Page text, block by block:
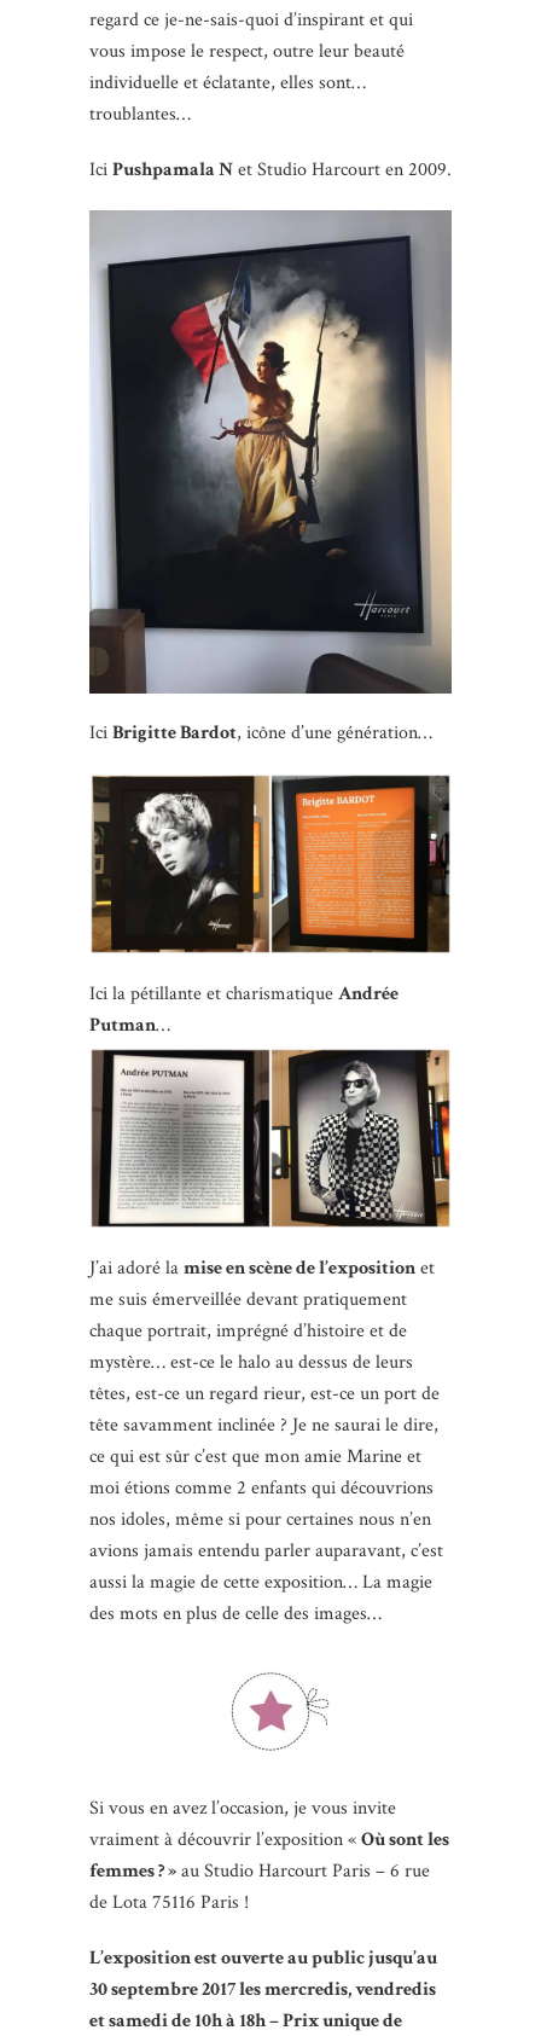
regard ce je-ne-sais-quoi d’inspirant et qui
vous impose le respect, outre leur beauté
individuelle et éclatante, elles sont…
troublantes…
IciPushpamala Net Studio Harcourt en 2009.
IciBrigitte Bardot, icône d’une génération…
Ici la pétillante et charismatiqueAndrée
Putman…
J’ai adoré lamise en scène de l’expositionet
me suis émerveillée devant pratiquement
chaque portrait, imprégné d’histoire et de
mystère… est-ce le halo au dessus de leurs
têtes, est-ce un regard rieur, est-ce un port de
tête savamment inclinée ? Je ne saurai le dire,
ce qui est sûr c’est que mon amie Marine et
moi étions comme 2 enfants qui découvrions
nos idoles, même si pour certaines nous n’en
avions jamais entendu parler auparavant, c’est
aussi la magie de cette exposition… La magie
des mots en plus de celle des images…
Si vous en avez l’occasion, je vous invite
vraiment à découvrir l’exposition «Où sont les
femmes ? »au Studio Harcourt Paris – 6 rue
de Lota 75116 Paris !
L’exposition est ouverte au public jusqu’au
30 septembre 2017 les mercredis, vendredis
et samedi de 10h à 18h – Prix unique de